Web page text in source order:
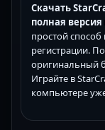
Скачать
полная
простой
регистрации.
оригинальный
Играйте в
компьютере